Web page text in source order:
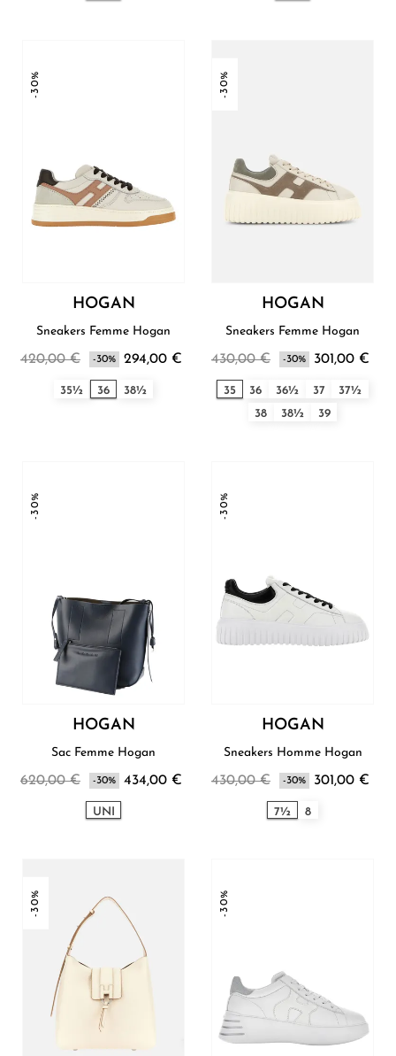
-30%
HOGAN
Sneakers Femme Hogan
420,00 € -30% 294,00 €
35½ 36 38½
-30%
HOGAN
Sneakers Femme Hogan
430,00 € -30% 301,00 €
35 36 36½ 37
37½
38
38½ 39
-30%
HOGAN
Sac Femme Hogan
620,00 € -30% 434,00 €
UNI
-30%
HOGAN
Sneakers Homme Hogan
430,00 € -30% 301,00 €
7½ 8
-30% -30%